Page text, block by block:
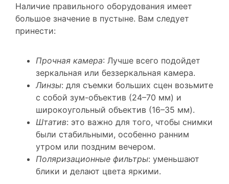
большое значение в пустыне. Вам следует
принести:
зеркальная или беззеркальная камера.
Линзы: для съемки больших сцен возьмите
с собой зум-объектив (24–70 мм) и
широкоугольный объектив (16–35 мм).
Штатив: это важно для того, чтобы снимки
были стабильными, особенно ранним
утром или поздним вечером.
Поляризационные фильтры: уменьшают
блики и делают цвета яркими.